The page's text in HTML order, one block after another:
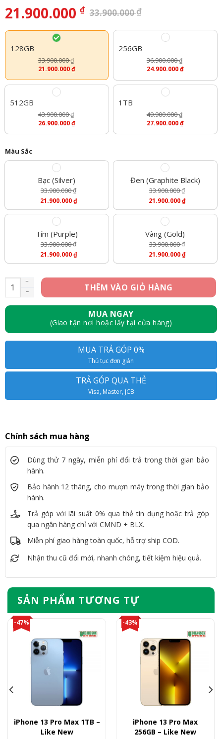
21.900.000 ₫ 33.900.000₫
128GB
21.900.000₫
33.900.000₫
256GB
24.900.000₫
36.900.000₫
512GB
26.900.000₫
43.900.000₫
1TB
27.900.000₫
49.900.000₫
Màu Sắc
Bạc (Silver)
33.900.000₫
Gốc
Là:
21.900.000₫
Giá
Đen (Graphite Black)
33.900.000₫
Gốc
Là:
21.900.000₫
Giá
Tím (Purple)
33.900.000₫
Gốc
33.900.000 ₫.
21.900.000₫
Giá
Tại
Là:
21.900.000 ₫.
Vàng (Gold)
33.900.000₫
Gốc
33.900.000 ₫.
21.900.000₫
Giá
Tại
Là:
[Mới 100%] iPhone 14 Pro Max 128GB số lượng
THÊM VÀO GIỎ HÀNG
MUA NGAY
(Giao tận nơi hoặc lấy tại cửa hàng)
MUA TRẢ GÓP 0%
Thủ tục đơn giản
TRẢ GÓP QUA THẺ
Visa, Master, JCB
Chính sách mua hàng
Dùng thử 7 ngày, miễn phí đổi trả trong thời gian bảo
hành.
Bảo hành 12 tháng, cho mượn máy trong thời gian bảo
hành.
Trả góp với lãi suất 0% qua thẻ tín dụng hoặc trả góp
qua ngân hàng chỉ với CMND + BLX.
Miễn phí giao hàng toàn quốc, hỗ trợ ship COD.
Nhận thu cũ đổi mới, nhanh chóng, tiết kiệm hiệu quả.
SẢN PHẨM TƯƠNG TỰ
-47%
iPhone 13 Pro Max 1TB –
Like New
-43%
iPhone 13 Pro Max
256GB – Like New